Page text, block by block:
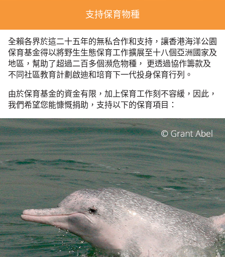
支持保育物種
全賴各界於這⼆⼗五年的無私合作和⽀持，讓⾹港海洋公園
保育基⾦得以將野⽣⽣態保育⼯作擴展⾄⼗⼋個亞洲國家及
地區，幫助了超過⼆百多個瀕危物種， 更透過協作籌款及
不同社區教育計劃啟迪和培育下⼀代投⾝保育⾏列。
由於保育基金的資金有限，加上保育工作刻不容緩，因此，
我們希望您能慷慨捐助，支持以下的保育項目：